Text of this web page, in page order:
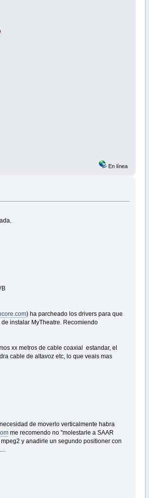
En línea
) ha parcheado los drivers para que
instalar MyTheatre. Recomiendo
xx metros de cable coaxial estandar, el
cable de altavoz etc, lo que veais mas
de moverlo verticalmente habra
me recomendo no ''molestarle a SAAR
y anadirle un segundo positioner con